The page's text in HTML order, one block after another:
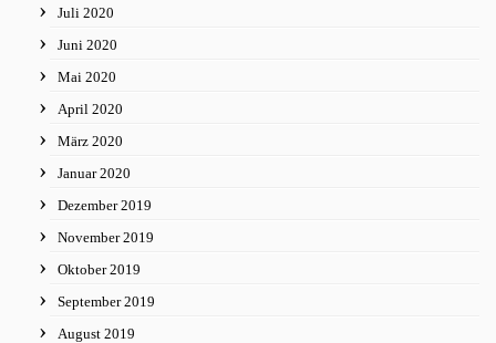
Juli 2020
Juni 2020
Mai 2020
April 2020
März 2020
Januar 2020
Dezember 2019
November 2019
Oktober 2019
September 2019
August 2019